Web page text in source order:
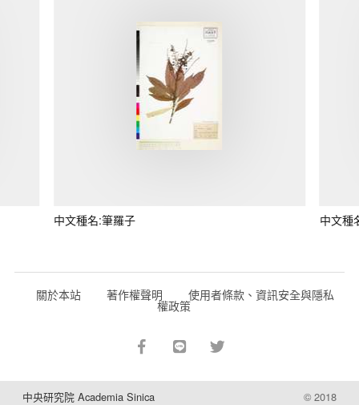
中文種名:筆羅子 中文種
關於本站 著作權聲明 使用者條款、資訊安全與隱私
權政策
中央研究院 Academia Sinica © 2018